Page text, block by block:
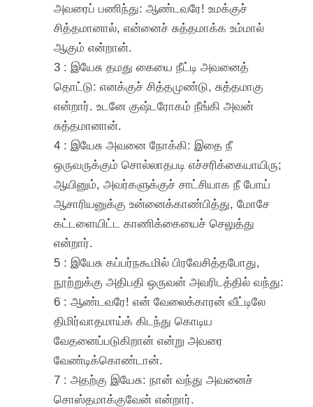
அவரைப் பணிந்து: ஆண்டவரே! உமக்குச்
சித்தமானால், என்னைச் சுத்தமாக்க உம்மால்
ஆகும் என்றான்.
3 : இயேசு தமது கையை நீட்டி அவனைத்
தொட்டு: எனக்குச் சித்தமுண்டு, சுத்தமாகு
என்றார். உடனே குஷ்டரோகம் நீங்கி அவன்
சுத்தமானான்.
4 : இயேசு அவனை நோக்கி: இதை நீ
ஒருவருக்கும் சொல்லாதபடி எச்சரிக்கையாயிரு;
ஆயினும், அவர்களுக்குச் சாட்சியாக நீ போய்
ஆசாரியனுக்கு உன்னைக்காண்பித்து, மோசே
கட்டளையிட்ட காணிக்கையைச் செலுத்து
என்றார்.
5 : இயேசு கப்பர்நகூமில் பிரவேசித்தபோது,
நூற்றுக்கு அதிபதி ஒருவன் அவரிடத்தில் வந்து:
6 : ஆண்டவரே! என் வேலைக்காரன் வீட்டிலே
திமிர்வாதமாய்க் கிடந்து கொடிய
வேதனைப்படுகிறான் என்று அவரை
வேண்டிக்கொண்டான்.
7 : அதற்கு இயேசு: நான் வந்து அவனைச்
சொஸ்தமாக்குவேன் என்றார்.